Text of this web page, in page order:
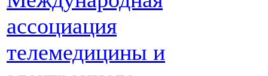
ассоциация
телемедицины и